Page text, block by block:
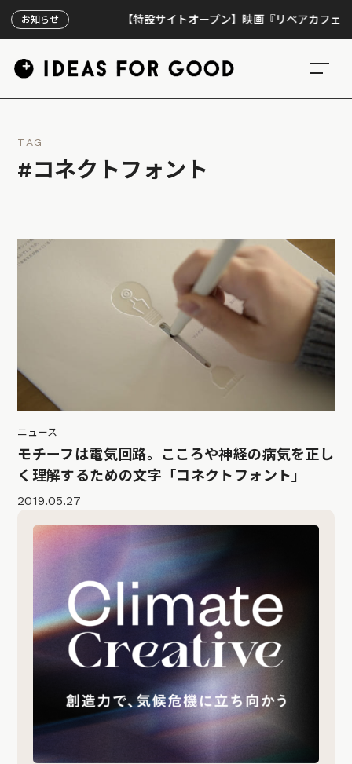
お知らせ 【特設サイトオープン】映画『リペアカフェ』、上
TAG
#コネクトフォント
ニュース
モチーフは電気回路。こころや神経の病気を正し
く理解するための文字「コネクトフォント」
2019.05.27